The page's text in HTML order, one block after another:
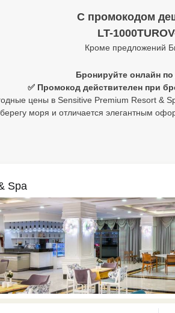
C промокодом
LT-
Кроме предложений
Бронируйте онлайн
✅ Промокод действителен при
цены в Sensitive Premium Resort &
моря и отличается элегантным
Spa
0